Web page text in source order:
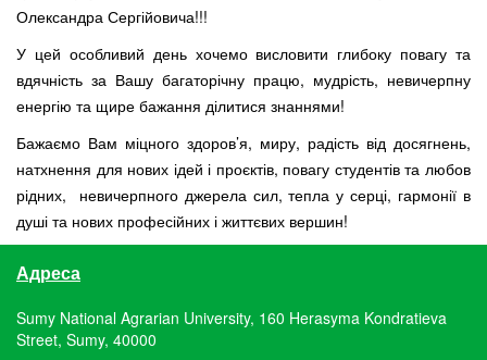
Олександра Сергійовича!!!
У цей особливий день хочемо висловити глибоку повагу та
вдячність за Вашу багаторічну працю, мудрість, невичерпну
енергію та щире бажання ділитися знаннями!
Бажаємо Вам міцного здоров’я, миру, радість від досягнень,
натхнення для нових ідей і проєктів, повагу студентів та любов
рідних, невичерпного джерела сил, тепла у серці, гармонії в
душі та нових професійних і життєвих вершин!
Адреса
Sumy National Agrarian University, 160 Herasyma Kondratieva
Street, Sumy, 40000